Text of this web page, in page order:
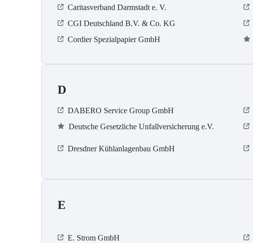
Caritasverband Darmstadt e. V.
CGI Deutschland B.V. & Co. KG
Cordier Spezialpapier GmbH
D
DABERO Service Group GmbH
Deutsche Gesetzliche Unfallversicherung e.V.
Dresdner Kühlanlagenbau GmbH
E
E. Strom GmbH